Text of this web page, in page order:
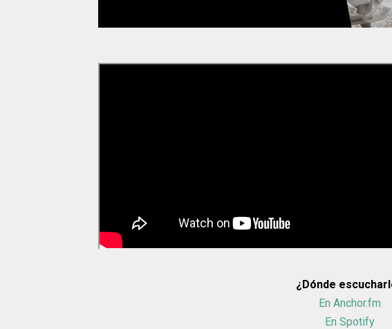
¿Dónde
En Anchor.fm
En Spotify